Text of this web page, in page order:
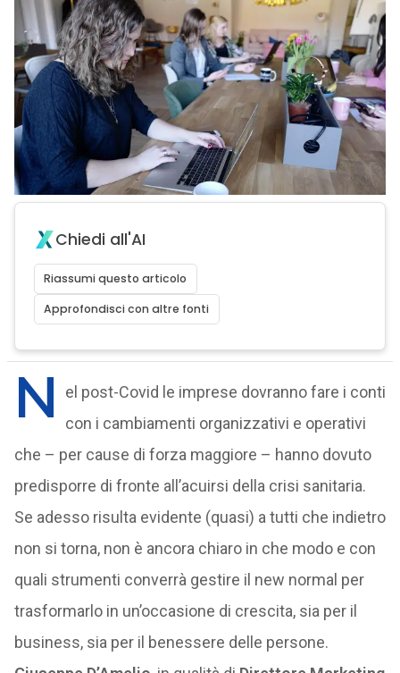
Chiedi all'AI
Riassumi questo articolo
Approfondisci con altre fonti
N
el post-Covid le imprese dovranno fare i conti
con i cambiamenti organizzativi e operativi
che – per cause di forza maggiore – hanno dovuto
predisporre di fronte all’acuirsi della crisi sanitaria.
Se adesso risulta evidente (quasi) a tutti che indietro
non si torna, non è ancora chiaro in che modo e con
quali strumenti converrà gestire il new normal per
trasformarlo in un’occasione di crescita, sia per il
business, sia per il benessere delle persone.